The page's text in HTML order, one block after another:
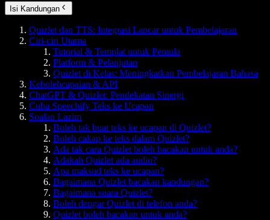
Isi Kandungan
Quizlet dan TTS: Integrasi Lancar untuk Pembelajaran
Ciri-ciri Utama
Tutorial & Templat untuk Pemula
Platform & Pelanjutan
Quizlet di Kelas: Meningkatkan Pembelajaran Bahasa
Kebolehcapaian & API
ChatGPT & Quizlet: Pendekatan Sinergi
Cuba Speechify Teks ke Ucapan
Soalan Lazim
Boleh tak buat teks ke ucapan di Quizlet?
Boleh cakap ke teks dalam Quizlet?
Ada tak cara Quizlet boleh bacakan untuk anda?
Adakah Quizlet ada audio?
Apa maksud teks ke ucapan?
Bagaimana Quizlet bacakan kandungan?
Bagaimana suara Quizlet?
Boleh dengar Quizlet di telefon anda?
Quizlet boleh bacakan untuk anda?